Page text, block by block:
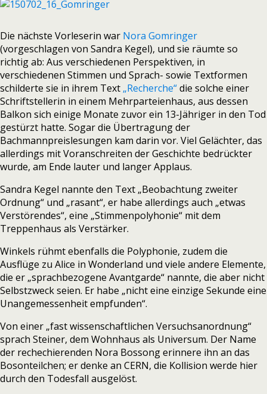
Die nächste Vorleserin war Nora Gomringer
(vorgeschlagen von Sandra Kegel), und sie räumte so
richtig ab: Aus verschiedenen Perspektiven, in
verschiedenen Stimmen und Sprach- sowie Textformen
schilderte sie in ihrem Text „Recherche“die solche einer
Schriftstellerin in einem Mehrparteienhaus, aus dessen
Balkon sich einige Monate zuvor ein 13-Jähriger in den Tod
gestürzt hatte. Sogar die Übertragung der
Bachmannpreislesungen kam darin vor. Viel Gelächter, das
allerdings mit Voranschreiten der Geschichte bedrückter
wurde, am Ende lauter und langer Applaus.
Sandra Kegel nannte den Text „Beobachtung zweiter
Ordnung“ und „rasant“, er habe allerdings auch „etwas
Verstörendes“, eine „Stimmenpolyhonie“ mit dem
Treppenhaus als Verstärker.
Winkels rühmt ebenfalls die Polyphonie, zudem die
Ausflüge zu Alice in Wonderland und viele andere Elemente,
die er „sprachbezogene Avantgarde“ nannte, die aber nicht
Selbstzweck seien. Er habe „nicht eine einzige Sekunde eine
Unangemessenheit empfunden“.
Von einer „fast wissenschaftlichen Versuchsanordnung“
sprach Steiner, dem Wohnhaus als Universum. Der Name
der rechechierenden Nora Bossong erinnere ihn an das
Bosonteilchen; er denke an CERN, die Kollision werde hier
durch den Todesfall ausgelöst.